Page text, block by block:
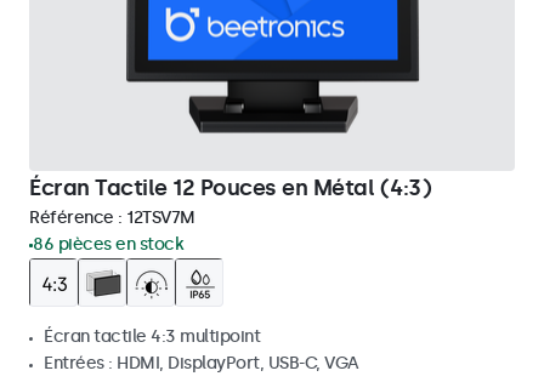
Écran Tactile 12 Pouces en Métal (4:3)
Référence : 12TSV7M
86 pièces en stock
Écran tactile 4:3 multipoint
Entrées : HDMI, DisplayPort, USB-C, VGA